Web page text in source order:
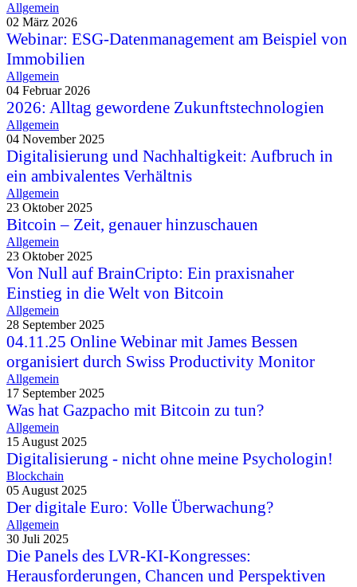
Allgemein
02 März 2026
Webinar: ESG-Datenmanagement am Beispiel von
Immobilien
Allgemein
04 Februar 2026
2026: Alltag gewordene Zukunftstechnologien
Allgemein
04 November 2025
Digitalisierung und Nachhaltigkeit: Aufbruch in
ein ambivalentes Verhältnis
Allgemein
23 Oktober 2025
Bitcoin – Zeit, genauer hinzuschauen
Allgemein
23 Oktober 2025
Von Null auf BrainCripto: Ein praxisnaher
Einstieg in die Welt von Bitcoin
Allgemein
28 September 2025
04.11.25 Online Webinar mit James Bessen
organisiert durch Swiss Productivity Monitor
Allgemein
17 September 2025
Was hat Gazpacho mit Bitcoin zu tun?
Allgemein
15 August 2025
Digitalisierung - nicht ohne meine Psychologin!
Blockchain
05 August 2025
Der digitale Euro: Volle Überwachung?
Allgemein
30 Juli 2025
Die Panels des LVR-KI-Kongresses:
Herausforderungen, Chancen und Perspektiven